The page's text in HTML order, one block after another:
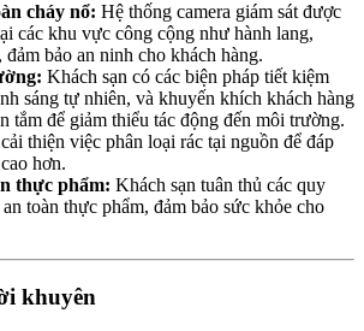
cháy nổ: Hệ thống camera giám sát được
các khu vực công cộng như hành lang,
đảm bảo an ninh cho khách hàng.
Khách sạn có các biện pháp tiết kiệm
sáng tự nhiên, và khuyến khích khách hàng
tắm để giảm thiểu tác động đến môi trường.
thiện việc phân loại rác tại nguồn để đáp
hơn.
thực phẩm: Khách sạn tuân thủ các quy
toàn thực phẩm, đảm bảo sức khỏe cho
khuyên